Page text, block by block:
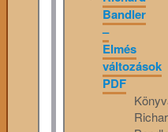
Bandler
–
Elmés
változások
PDF